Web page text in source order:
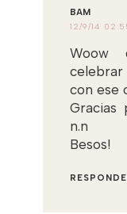
BAM
12/9/14
Woow
con ese
Gracias
n.n
Besos!